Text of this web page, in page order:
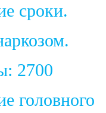
сроки.
2700
головного